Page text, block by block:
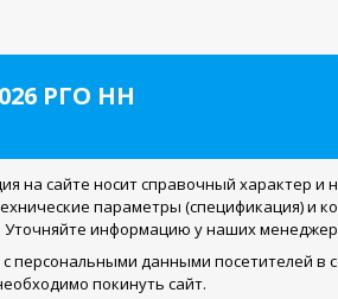
РГО НН
на сайте носит справочный характер и
параметры (спецификация) и
Уточняйте информацию у наших
персональными данными посетителей в
покинуть сайт.